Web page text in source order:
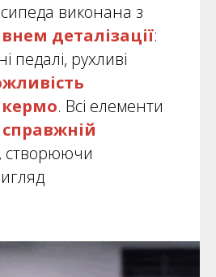
виконана з
деталізації:
педалі, рухливі
. Всі елементи
справжній
, створюючи